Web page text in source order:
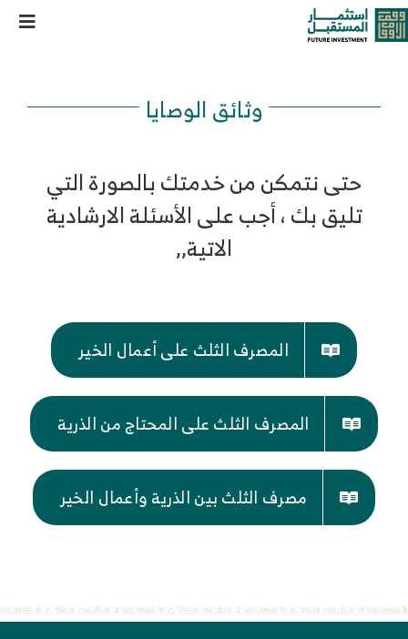
تخطى
إلى
مركز المعرفة
وصية مساهمة
وثائق الوصايا
حتى نتمكن من خدمتك بالصورة التي
تليق بك ، أجب على الأسئلة الارشادية
الاتية,,
المصرف الثلث على أعمال الخير
المصرف الثلث على المحتاج من الذرية
مصرف الثلث بين الذرية وأعمال الخير